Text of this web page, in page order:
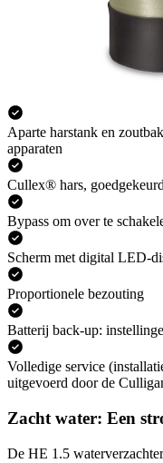
Aparte harstank en
apparaten
Cullex® hars,
Bypass om over te
Scherm met digital LED-
Proportionele bezouting
Batterij back-up:
Volledige service
uitgevoerd door de
Zacht water: Een
De HE 1.5